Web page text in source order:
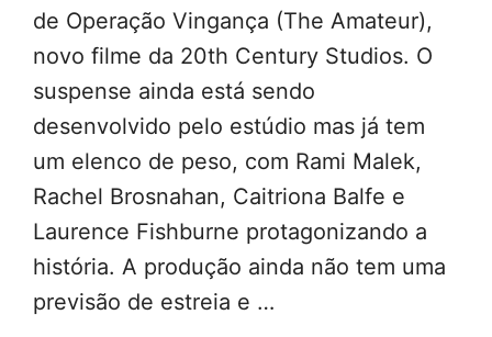
de Operação Vingança (The Amateur),
novo filme da 20th Century Studios. O
suspense ainda está sendo
desenvolvido pelo estúdio mas já tem
um elenco de peso, com Rami Malek,
Rachel Brosnahan, Caitriona Balfe e
Laurence Fishburne protagonizando a
história. A produção ainda não tem uma
previsão de estreia e …